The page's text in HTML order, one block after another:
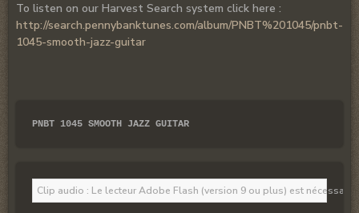
To listen on our Harvest Search system click here :
http://search.pennybanktunes.com/album/PNBT%201045/pnbt-
1045-smooth-jazz-guitar
PNBT 1045 SMOOTH JAZZ GUITAR
Clip audio : Le lecteur Adobe Flash (version 9 ou plus) est